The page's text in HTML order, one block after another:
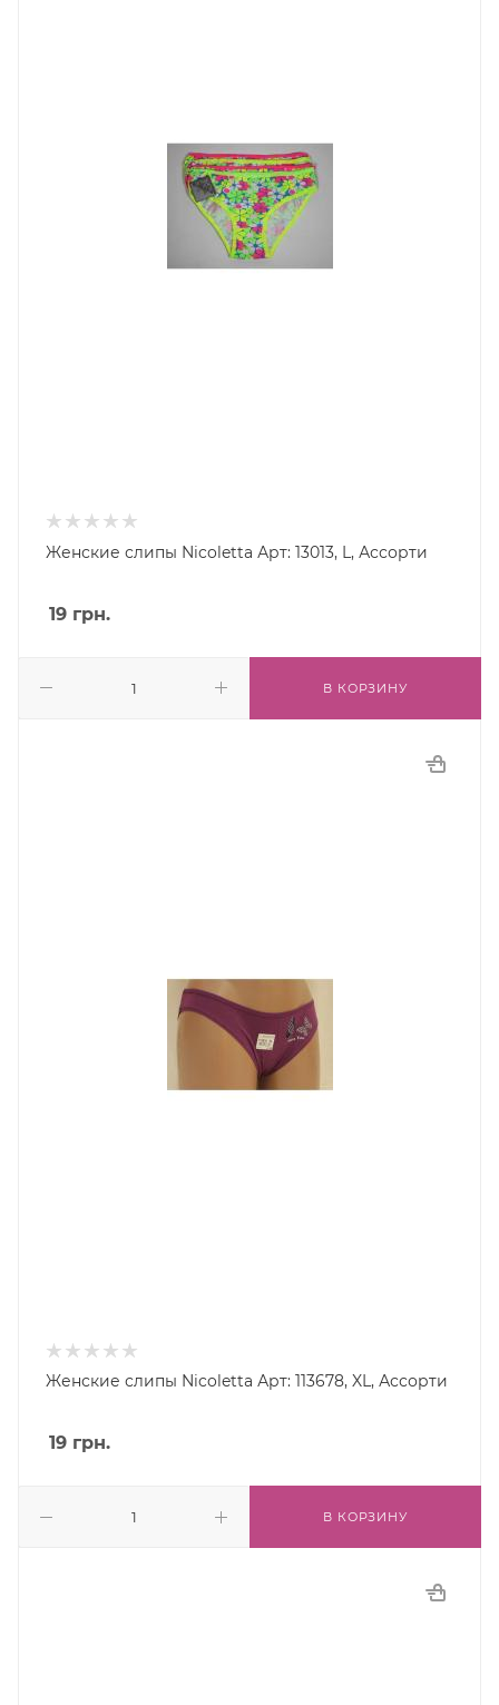
Женские слипы Nicoletta Арт: 13013, L, Ассорти
19 грн.
В КОРЗИНУ
Женские слипы Nicoletta Арт: 113678, XL, Ассорти
19 грн.
В КОРЗИНУ